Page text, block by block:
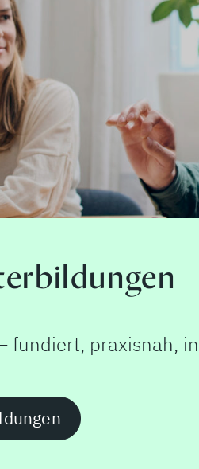
Vorträge
Psychoanalyse für